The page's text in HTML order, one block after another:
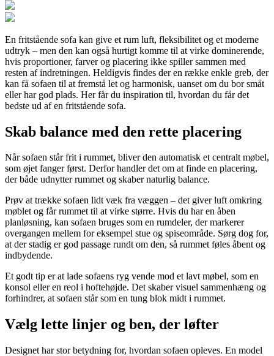
En fritstående sofa kan give et rum luft, fleksibilitet og et moderne
udtryk – men den kan også hurtigt komme til at virke dominerende,
hvis proportioner, farver og placering ikke spiller sammen med
resten af indretningen. Heldigvis findes der en række enkle greb, der
kan få sofaen til at fremstå let og harmonisk, uanset om du bor småt
eller har god plads. Her får du inspiration til, hvordan du får det
bedste ud af en fritstående sofa.
Skab balance med den rette placering
Når sofaen står frit i rummet, bliver den automatisk et centralt møbel,
som øjet fanger først. Derfor handler det om at finde en placering,
der både udnytter rummet og skaber naturlig balance.
Prøv at trække sofaen lidt væk fra væggen – det giver luft omkring
møblet og får rummet til at virke større. Hvis du har en åben
planløsning, kan sofaen bruges som en rumdeler, der markerer
overgangen mellem for eksempel stue og spiseområde. Sørg dog for,
at der stadig er god passage rundt om den, så rummet føles åbent og
indbydende.
Et godt tip er at lade sofaens ryg vende mod et lavt møbel, som en
konsol eller en reol i hoftehøjde. Det skaber visuel sammenhæng og
forhindrer, at sofaen står som en tung blok midt i rummet.
Vælg lette linjer og ben, der løfter
Designet har stor betydning for, hvordan sofaen opleves. En model